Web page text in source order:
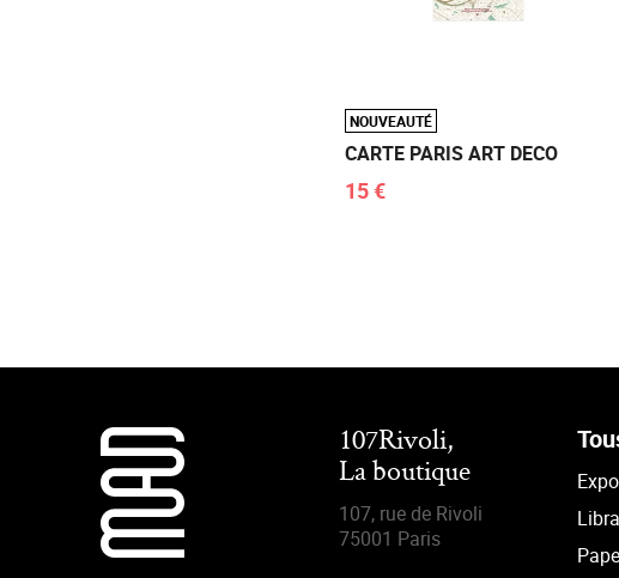
NOUVEAUTÉ
CARTE PARIS ART DECO
15 €
107Rivoli,
La boutique
107, rue de Rivoli
75001 Paris